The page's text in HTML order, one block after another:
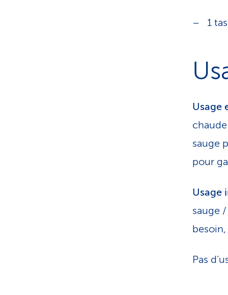
1
Usage
sauge
pour
Usage
sauge
besoin,
Pas